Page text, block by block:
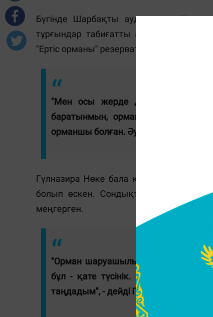
Бүгінде Шарбақты ауданының
тұрғындар табиғатты аялауға бар
"Ертіс орманы" резерватының жасыл
"Мен осы жерде дүниеге келдім,
баратынмын, орман дақылдарына
орманшы болған. Әулеттің жалпы
Гүлназира Нөке бала кезінде
болып өскен. Сондықтан бастауыш
меңгерген.
"Орман шаруашылығы - әйел адамға
бұл - қате түсінік. Орманшылар
таңдадым", - дейді Гүлназира Нөке.